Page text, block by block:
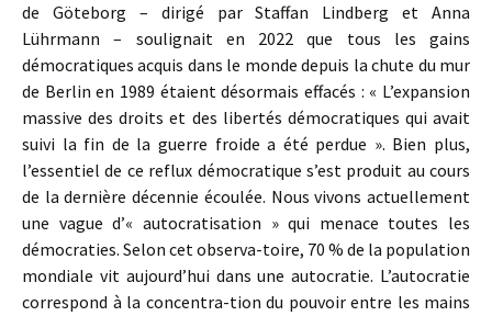
de Göteborg – dirigé par Staffan Lindberg et Anna
Lührmann – soulignait en 2022 que tous les gains
démocratiques acquis dans le monde depuis la chute du mur
de Berlin en 1989 étaient désormais effacés : « L’expansion
massive des droits et des libertés démocratiques qui avait
suivi la fin de la guerre froide a été perdue ». Bien plus,
l’essentiel de ce reflux démocratique s’est produit au cours
de la dernière décennie écoulée. Nous vivons actuellement
une vague d’« autocratisation » qui menace toutes les
démocraties. Selon cet observa-toire, 70 % de la population
mondiale vit aujourd’hui dans une autocratie. L’autocratie
correspond à la concentra-tion du pouvoir entre les mains